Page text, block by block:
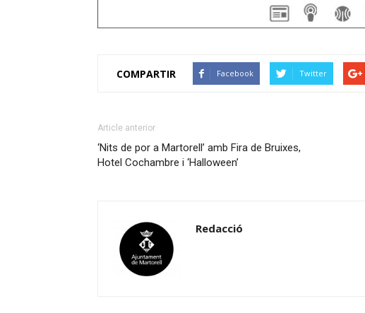
COMPARTIR Facebook Twitter
Article anterior
‘Nits de por a Martorell’ amb Fira de Bruixes,
Hotel Cochambre i ‘Halloween’
Redacció